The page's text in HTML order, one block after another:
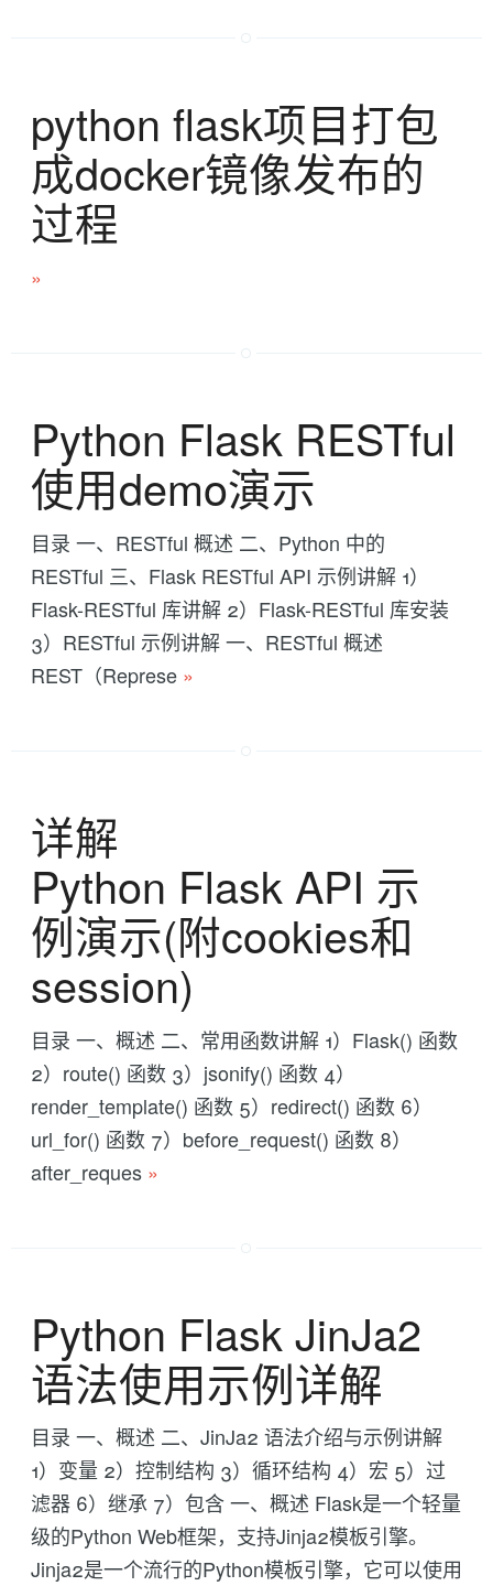
python flask项目打包
成docker镜像发布的
过程
»
Python Flask RESTful
使用demo演示
目录 一、RESTful 概述 二、Python 中的
RESTful 三、Flask RESTful API 示例讲解 1）
Flask-RESTful 库讲解 2）Flask-RESTful 库安装
3）RESTful 示例讲解 一、RESTful 概述
REST（Represe »
详解
Python Flask API 示
例演示(附cookies和
session)
目录 一、概述 二、常用函数讲解 1）Flask() 函数
2）route() 函数 3）jsonify() 函数 4）
render_template() 函数 5）redirect() 函数 6）
url_for() 函数 7）before_request() 函数 8）
after_reques »
Python Flask JinJa2
语法使用示例详解
目录 一、概述 二、JinJa2 语法介绍与示例讲解
1）变量 2）控制结构 3）循环结构 4）宏 5）过
滤器 6）继承 7）包含 一、概述 Flask是一个轻量
级的Python Web框架，支持Jinja2模板引擎。
Jinja2是一个流行的Python模板引擎，它可以使用